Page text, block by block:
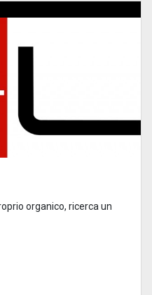
organico, ricerca un